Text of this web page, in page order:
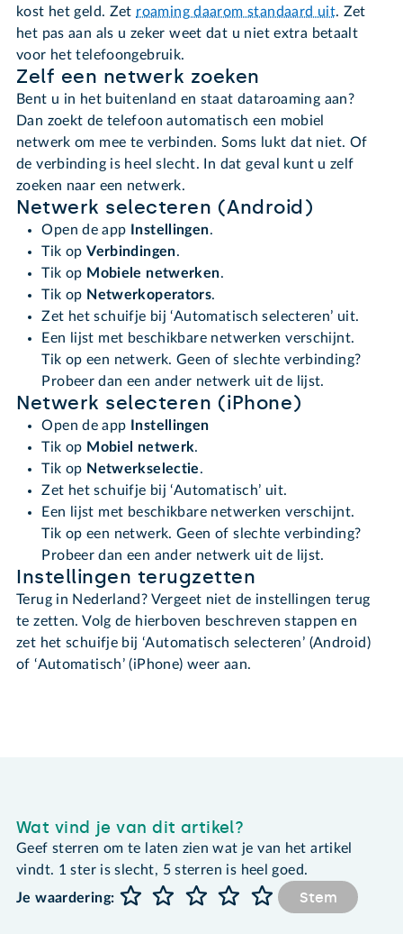
kost het geld. Zet roaming daarom standaard uit. Zet
het pas aan als u zeker weet dat u niet extra betaalt
voor het telefoongebruik.
Zelf een netwerk zoeken
Bent u in het buitenland en staat dataroaming aan?
Dan zoekt de telefoon automatisch een mobiel
netwerk om mee te verbinden. Soms lukt dat niet. Of
de verbinding is heel slecht. In dat geval kunt u zelf
zoeken naar een netwerk.
Netwerk selecteren (Android)
Open de app Instellingen.
Tik opVerbindingen.
Tik op Mobiele netwerken.
Tik op Netwerkoperators.
Zet het schuifje bij ‘Automatisch selecteren’ uit.
Een lijst met beschikbare netwerken verschijnt.
Tik op een netwerk. Geen of slechte verbinding?
Probeer dan een ander netwerk uit de lijst.
Netwerk selecteren (iPhone)
Open de app
Instellingen
Tik op Mobiel netwerk.
Tik op Netwerkselectie.
Zet het schuifje bij ‘Automatisch’ uit.
Een lijst met beschikbare netwerken verschijnt.
Tik op een netwerk. Geen of slechte verbinding?
Probeer dan een ander netwerk uit de lijst.
Instellingen terugzetten
Terug in Nederland? Vergeet niet de instellingen terug
te zetten. Volg de hierboven beschreven stappen en
zet het schuifje bij ‘Automatisch selecteren’ (Android)
of ‘Automatisch’ (iPhone) weer aan.
Wat vind je van dit artikel?
Geef sterren om te laten zien wat je van het artikel
vindt. 1 ster is slecht, 5 sterren is heel goed.
Je waardering:
Stem